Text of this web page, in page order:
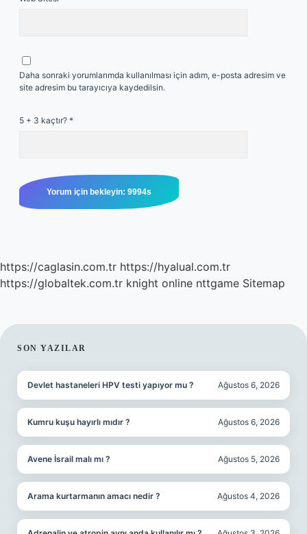
Daha sonraki yorumlarımda kullanılması için adım, e-posta adresim ve
site adresim bu tarayıcıya kaydedilsin.
5 + 3 kaçtır? *
https://caglasin.com.tr https://hyalual.com.tr
https://globaltek.com.tr knight online nttgame Sitemap
SIDEBAR
SON YAZILAR
Devlet hastaneleri HPV testi yapıyor mu ? Ağustos 6, 2026
Kumru kuşu hayırlı mıdır ? Ağustos 6, 2026
Avene İsrail malı mı ? Ağustos 5, 2026
Arama kurtarmanın amacı nedir ? Ağustos 4, 2026